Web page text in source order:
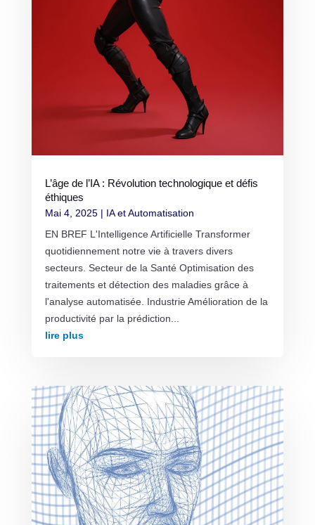
L’âge de l’IA : Révolution technologique et défis
éthiques
Mai 4, 2025| IA et Automatisation
EN BREF L'Intelligence Artificielle Transformer
quotidiennement notre vie à travers divers
secteurs. Secteur de la Santé Optimisation des
traitements et détection des maladies grâce à
l'analyse automatisée. Industrie Amélioration de la
productivité par la prédiction...
lire plus